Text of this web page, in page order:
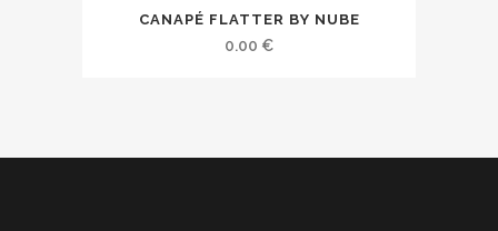
CANAPÉ FLATTER BY NUBE
0.00 €